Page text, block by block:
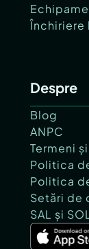
Închiriere
Despre
Blog
ANPC
Termeni
Politica
Politica
Setări de
SAL și